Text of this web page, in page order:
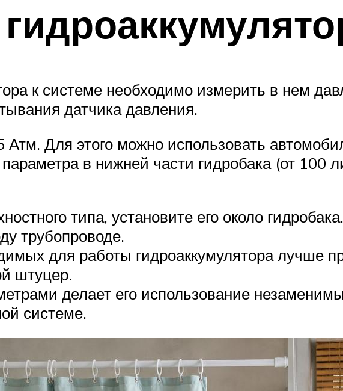
к системе необходимо измерить в нем
датчика давления.
Атм. Для этого можно использовать
параметра в нижней части гидробака (от 100
типа, установите его около
трубопроводе.
для работы гидроаккумулятора лучше
штуцер.
делает его использование
системе.